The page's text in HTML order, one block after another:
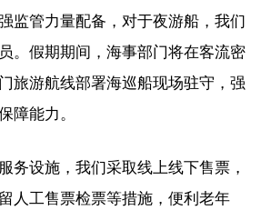
监管力量配备，对于夜游船，我们
。假期期间，海事部门将在客流密
旅游航线部署海巡船现场驻守，强
障能力。
务设施，我们采取线上线下售票，
人工售票检票等措施，便利老年